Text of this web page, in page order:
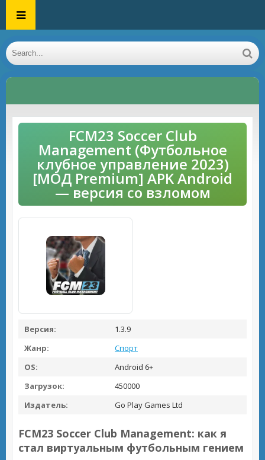
FCM23 Soccer Club
Management (Футбольное
клубное управление 2023)
[МОД Premium] APK Android
— версия со взломом
Версия:
1.3.9
Жанр:
Спорт
OS:
Android 6+
Загрузок:
450000
Издатель:
Go Play Games Ltd
FCM23 Soccer Club Management: как я
стал виртуальным футбольным гением